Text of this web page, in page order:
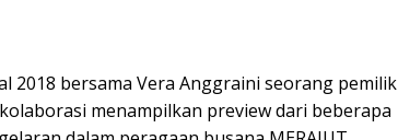
2018 bersama Vera Anggraini seorang pemilik
menampilkan preview dari beberapa